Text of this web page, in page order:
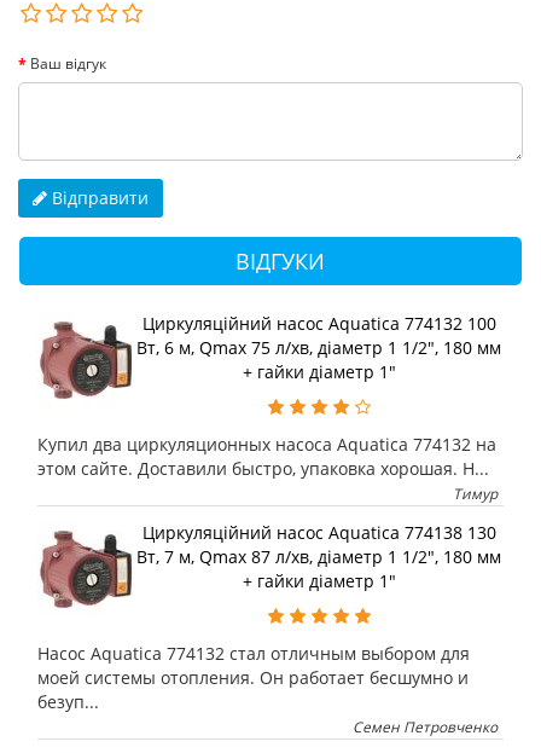
Ваш відгук
Відправити
ВІДГУКИ
Циркуляційний насос Aquatica 774132 100
Вт, 6 м, Qmax 75 л/хв, діаметр 1 1/2", 180 мм
+ гайки діаметр 1"
Купил два циркуляционных насоса Aquatica 774132 на
этом сайте. Доставили быстро, упаковка хорошая. Н...
Тимур
Циркуляційний насос Aquatica 774138 130
Вт, 7 м, Qmax 87 л/хв, діаметр 1 1/2", 180 мм
+ гайки діаметр 1"
Насос Aquatica 774132 стал отличным выбором для
моей системы отопления. Он работает бесшумно и
безуп...
Семен Петровченко